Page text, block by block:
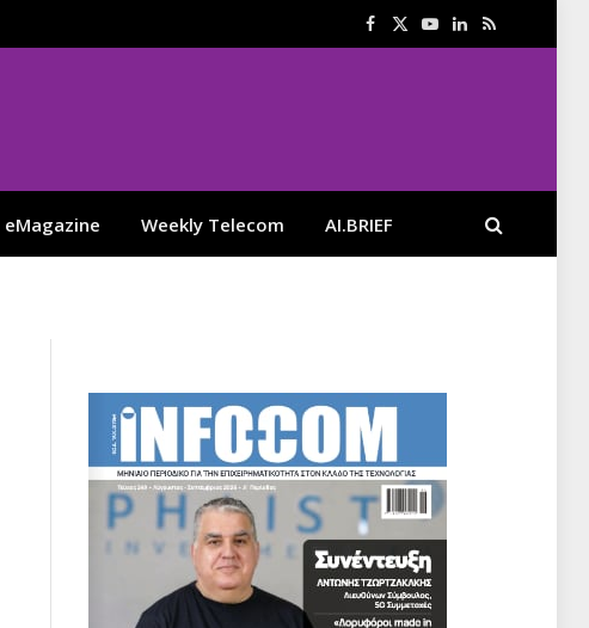
Facebook
X
YouTube
LinkedIn
RSS
eMagazine Weekly Telecom AI.BRIEF